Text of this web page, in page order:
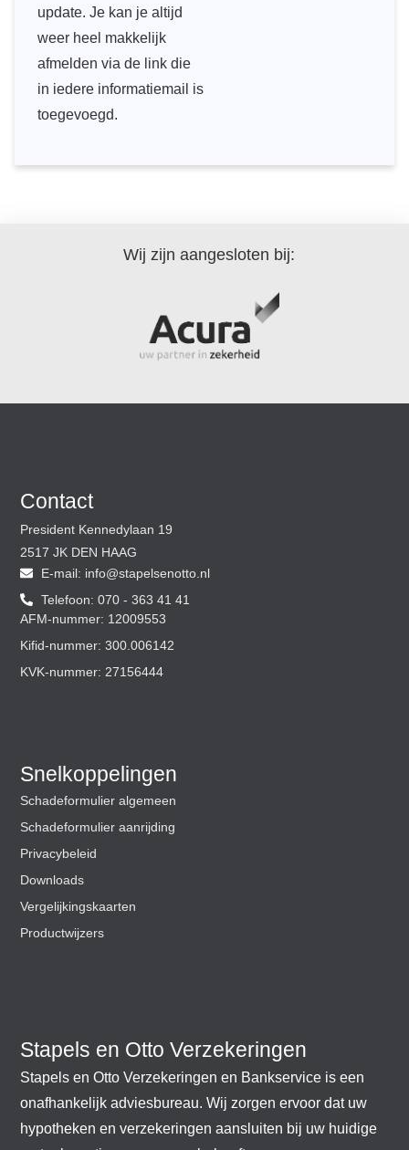
update. Je kan je altijd
weer heel makkelijk
afmelden via de link die
in iedere informatiemail is
toegevoegd.
Wij zijn aangesloten bij:
Stapels en Otto Verzekeringen
Stapels en Otto Verzekeringen en Bankservice is een
onafhankelijk adviesbureau. Wij zorgen ervoor dat uw
hypotheken en verzekeringen aansluiten bij uw huidige
Contact
President Kennedylaan 19
2517 JK DEN HAAG
E-mail:
ln.ottoneslepats
@ofni
Telefoon: 070 - 363 41 41
AFM-nummer: 12009553
Kifid-nummer: 300.006142
KVK-nummer: 27156444
Snelkoppelingen
Schadeformulier algemeen
Schadeformulier aanrijding
Privacybeleid
Downloads
Vergelijkingskaarten
Productwijzers